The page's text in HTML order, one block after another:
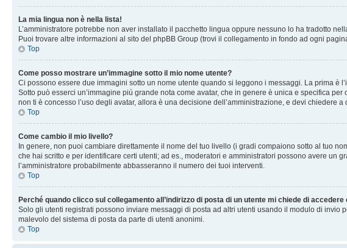
La mia lingua non è nella lista!
L’amministratore potrebbe non aver installato il pacchetto lingua oppure nessuno lo ha tradotto
Puoi trovare altre informazioni al sito del phpBB Group (trovi il collegamento in fondo ad ogni
Top
Come posso mostrare un’immagine sotto il mio nome utente?
Ci possono essere due immagini sotto un nome utente quando si leggono i messaggi. La prima
Sotto può esserci un’immagine piú grande nota come avatar, che in genere è unica e specifica
non ti è concesso l’uso degli avatar, allora è una decisione dell’amministrazione, e devi chiedere a
Top
Come cambio il mio livello?
In genere, non puoi cambiare direttamente il nome del tuo livello (i gradi compaiono sotto al tuo
che hai scritto e per identificare certi utenti; ad es., moderatori e amministratori possono avere
l’amministratore probabilmente abbasseranno il numero dei tuoi interventi.
Top
Perché quando clicco sul collegamento all’indirizzo di posta di un utente mi chiede di
Solo gli utenti registrati possono inviare messaggi di posta ad altri utenti usando il modulo di
malevolo del sistema di posta da parte di utenti anonimi.
Top